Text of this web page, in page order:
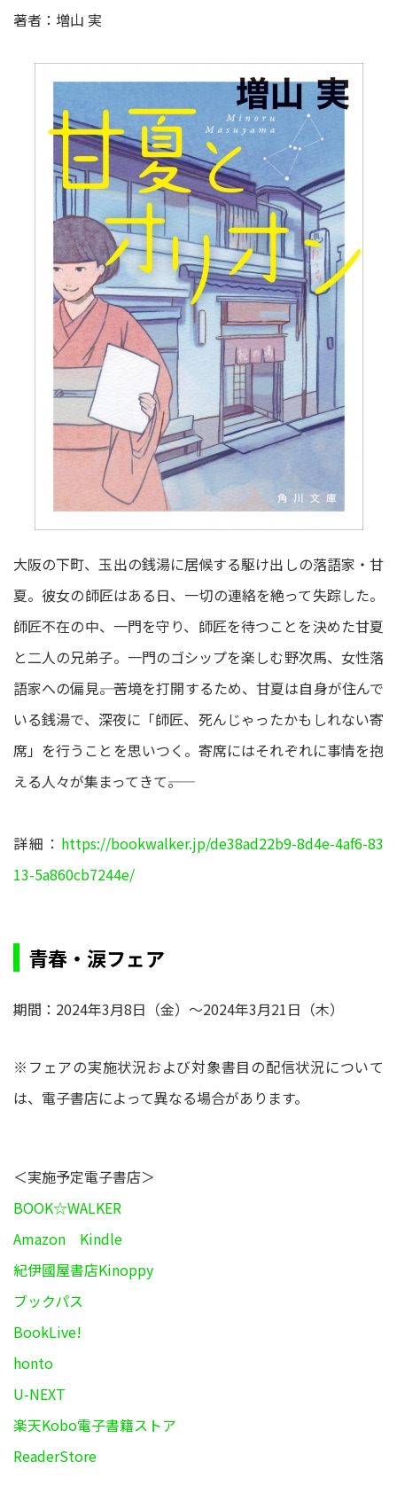
著者：増山 実
大阪の下町、玉出の銭湯に居候する駆け出しの落語家・甘
夏。彼女の師匠はある日、一切の連絡を絶って失踪した。
師匠不在の中、一門を守り、師匠を待つことを決めた甘夏
と二人の兄弟子。一門のゴシップを楽しむ野次馬、女性落
語家への偏見――。苦境を打開するため、甘夏は自身が住んで
いる銭湯で、深夜に「師匠、死んじゃったかもしれない寄
席」を行うことを思いつく。寄席にはそれぞれに事情を抱
える人々が集まってきて――。
詳細： https://bookwalker.jp/de38ad22b9-8d4e-4af6-83
13-5a860cb7244e/
青春・涙フェア
期間：2024年3月8日（金）～2024年3月21日（木）
※フェアの実施状況および対象書目の配信状況について
は、電子書店によって異なる場合があります。
＜実施予定電子書店＞
BOOK☆WALKER
Amazon Kindle
紀伊國屋書店Kinoppy
ブックパス
BookLive!
honto
U-NEXT
楽天Kobo電子書籍ストア
ReaderStore